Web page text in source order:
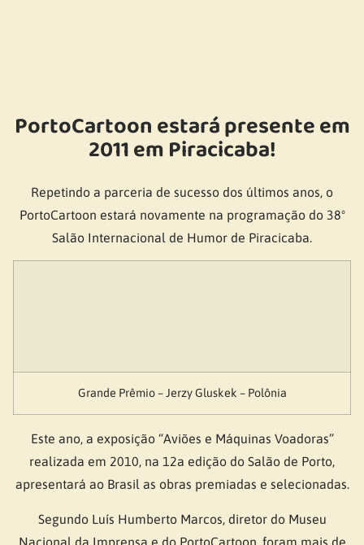
PortoCartoon estará presente em
2011 em Piracicaba!
Repetindo a parceria de sucesso dos últimos anos, o
PortoCartoon estará novamente na programação do 38º
Salão Internacional de Humor de Piracicaba.
Grande Prêmio – Jerzy Gluskek – Polônia
Este ano, a exposição “Aviões e Máquinas Voadoras”
realizada em 2010, na 12a edição do Salão de Porto,
apresentará ao Brasil as obras premiadas e selecionadas.
Segundo Luís Humberto Marcos, diretor do Museu
Nacional da Imprensa e do PortoCartoon, foram mais de